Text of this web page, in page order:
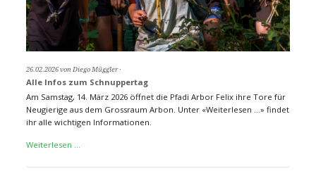
26.02.2026von Diego Müggler
Alle Infos zum Schnuppertag
Am Samstag, 14. März 2026 öffnet die Pfadi Arbor Felix ihre Tore für
Neugierige aus dem Grossraum Arbon. Unter «Weiterlesen ...» findet
ihr alle wichtigen Informationen.
Weiterlesen …